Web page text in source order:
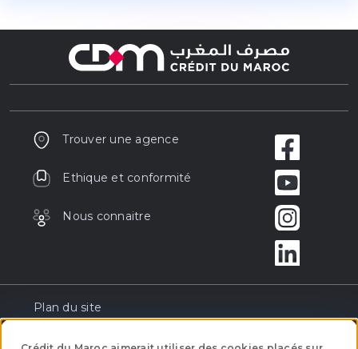
Trouver une agence
Ethique et conformité
Nous connaitre
Plan du site
Réclamation